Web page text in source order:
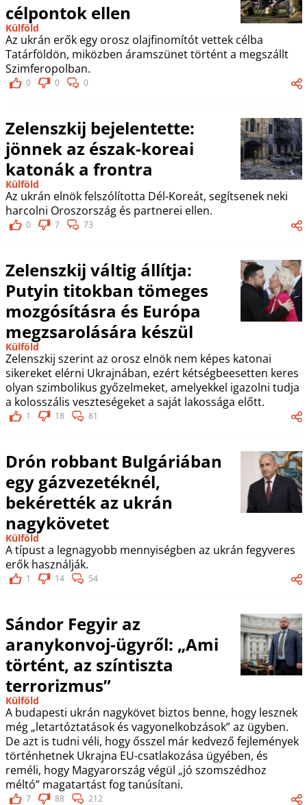
célpontok ellen
Külföld
Az ukrán erők egy orosz olajfinomítót vettek célba
Tatárföldön, miközben áramszünet történt a megszállt
Szimferopolban.
0 0 0
Zelenszkij bejelentette:
jönnek az észak-koreai
katonák a frontra
Külföld
Az ukrán elnök felszólította Dél-Koreát, segítsenek neki
harcolni Oroszország és partnerei ellen.
0 7 73
Zelenszkij váltig állítja:
Putyin titokban tömeges
mozgósításra és Európa
megzsarolására készül
Külföld
Zelenszkij szerint az orosz elnök nem képes katonai
sikereket elérni Ukrajnában, ezért kétségbeesetten keres
olyan szimbolikus győzelmeket, amelyekkel igazolni tudja
a kolosszális veszteségeket a saját lakossága előtt.
1 18 81
Drón robbant Bulgáriában
egy gázvezetéknél,
bekérették az ukrán
nagykövetet
Külföld
A típust a legnagyobb mennyiségben az ukrán fegyveres
erők használják.
1 14 54
Sándor Fegyir az
aranykonvoj-ügyről: „Ami
történt, az színtiszta
terrorizmus”
Külföld
A budapesti ukrán nagykövet biztos benne, hogy lesznek
még „letartóztatások és vagyonelkobzások” az ügyben.
De azt is tudni véli, hogy ősszel már kedvező fejlemények
történhetnek Ukrajna EU-csatlakozása ügyében, és
reméli, hogy Magyarország végül „jó szomszédhoz
méltó” magatartást fog tanúsítani.
7 88 212